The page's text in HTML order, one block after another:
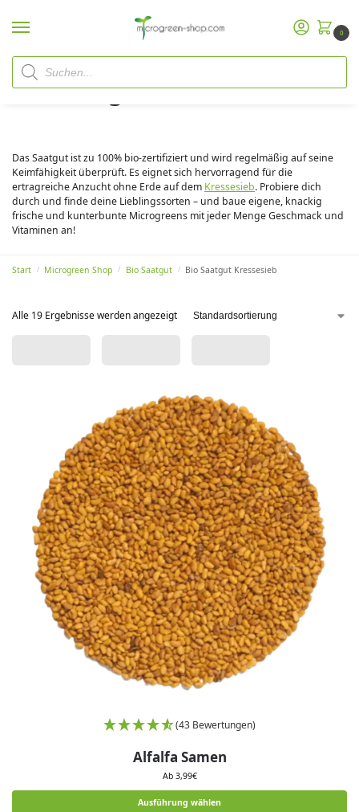
0
Bio Saatgut Kressesieb
Das Saatgut ist zu 100% bio-zertifiziert und wird regelmäßig auf seine
Keimfähigkeit überprüft. Es eignet sich hervorragend für die
ertragreiche Anzucht ohne Erde auf dem Kressesieb. Probiere dich
durch und finde deine Lieblingssorten – und baue eigene, knackig
frische und kunterbunte Microgreens mit jeder Menge Geschmack und
Vitaminen an!
Start / Microgreen Shop / Bio Saatgut / Bio Saatgut Kressesieb
Alle 19 Ergebnisse werden angezeigt
(43 Bewertungen)
Alfalfa Samen
Ab 3,99€
Ausführung wählen